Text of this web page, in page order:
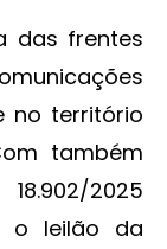
das frentes
no território
também
2025
o leilão da